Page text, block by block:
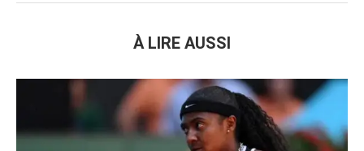
À LIRE AUSSI